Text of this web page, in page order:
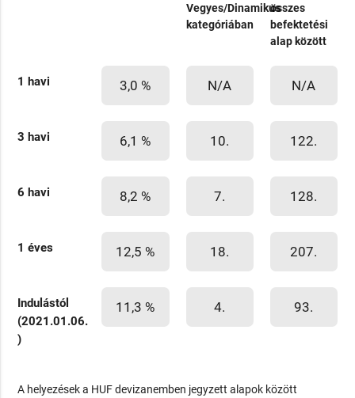
Vegyes/Dinamikus
kategóriában
összes
befektetési
alap között
1 havi 3,0 % N/A N/A
3 havi 6,1 % 10. 122.
6 havi 8,2 % 7. 128.
1 éves 12,5 % 18. 207.
Indulástól
(2021.01.06.
)
11,3 % 4. 93.
A helyezések a HUF devizanemben jegyzett alapok között